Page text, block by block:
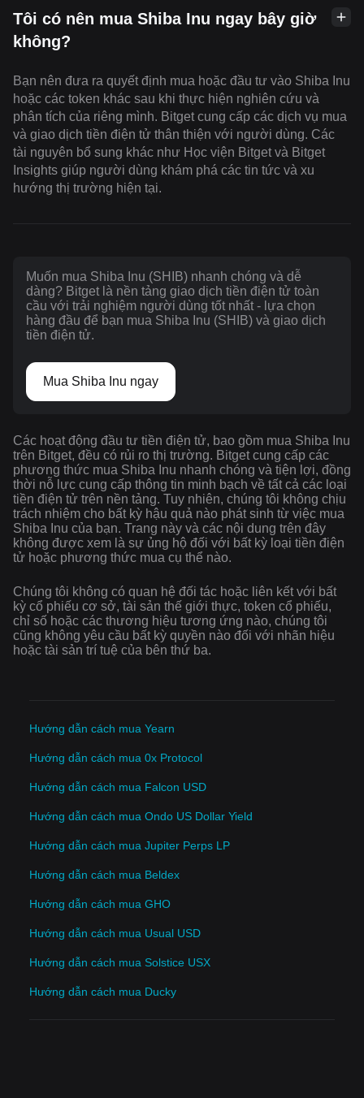
Tôi có nên mua Shiba Inu ngay bây giờ
không?
Bạn nên đưa ra quyết định mua hoặc đầu tư vào Shiba Inu
hoặc các token khác sau khi thực hiện nghiên cứu và
phân tích của riêng mình. Bitget cung cấp các dịch vụ mua
và giao dịch tiền điện tử thân thiện với người dùng. Các
tài nguyên bổ sung khác như Học viện Bitget và Bitget
Insights giúp người dùng khám phá các tin tức và xu
hướng thị trường hiện tại.
Muốn mua Shiba Inu (SHIB) nhanh chóng và dễ
dàng? Bitget là nền tảng giao dịch tiền điện tử toàn
cầu với trải nghiệm người dùng tốt nhất - lựa chọn
hàng đầu để bạn mua Shiba Inu (SHIB) và giao dịch
tiền điện tử.
Mua Shiba Inu ngay
Các hoạt động đầu tư tiền điện tử, bao gồm mua Shiba Inu
trên Bitget, đều có rủi ro thị trường. Bitget cung cấp các
phương thức mua Shiba Inu nhanh chóng và tiện lợi, đồng
thời nỗ lực cung cấp thông tin minh bạch về tất cả các loại
tiền điện tử trên nền tảng. Tuy nhiên, chúng tôi không chịu
trách nhiệm cho bất kỳ hậu quả nào phát sinh từ việc mua
Shiba Inu của bạn. Trang này và các nội dung trên đây
không được xem là sự ủng hộ đối với bất kỳ loại tiền điện
tử hoặc phương thức mua cụ thể nào.
Chúng tôi không có quan hệ đối tác hoặc liên kết với bất
kỳ cổ phiếu cơ sở, tài sản thế giới thực, token cổ phiếu,
chỉ số hoặc các thương hiệu tương ứng nào, chúng tôi
cũng không yêu cầu bất kỳ quyền nào đối với nhãn hiệu
hoặc tài sản trí tuệ của bên thứ ba.
Hướng dẫn cách mua Yearn
Hướng dẫn cách mua 0x Protocol
Hướng dẫn cách mua Falcon USD
Hướng dẫn cách mua Ondo US Dollar Yield
Hướng dẫn cách mua Jupiter Perps LP
Hướng dẫn cách mua Beldex
Hướng dẫn cách mua GHO
Hướng dẫn cách mua Usual USD
Hướng dẫn cách mua Solstice USX
Hướng dẫn cách mua Ducky